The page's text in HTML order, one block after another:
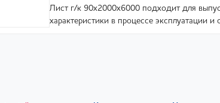
Лист г/к 90х2000х6000 подходит для
характеристики в процессе эксплуатации